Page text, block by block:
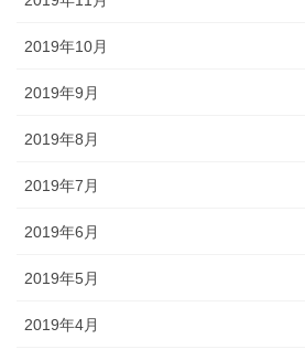
2019年10月
2019年9月
2019年8月
2019年7月
2019年6月
2019年5月
2019年4月